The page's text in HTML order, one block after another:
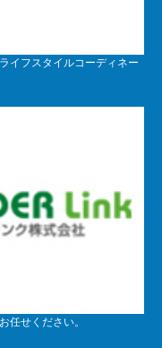
イフスタイルコーディネー
任せください。